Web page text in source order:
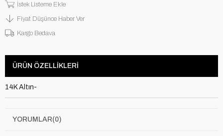
İstek Listeme Ekle
Fiyat Düşünce Haber Ver
Kargo Bedava
ÜRÜN ÖZELLIKLERI
14K Altın-
YORUMLAR(0)